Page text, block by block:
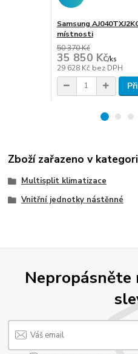
Samsung
místnosti
50 370 Kč
35 850 Kč/ks
29 628 Kč bez DPH
Zboží zařazeno v
Multisplit klimatizace
Vnitřní jednotky nástěnné
Nepropásněte